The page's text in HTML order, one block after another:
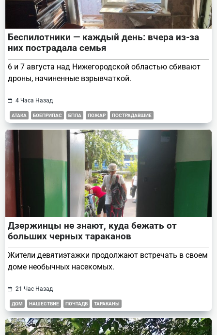
Беспилотники — каждый день: вчера из-за
них пострадала семья
6 и 7 августа над Нижегородской областью сбивают
дроны, начиненные взрывчаткой.
4 Часа Назад
АТАКА БОЕПРИПАС БПЛА ПОЖАР ПОСТРАДАВШИЕ
Дзержинцы не знают, куда бежать от
больших черных тараканов
Жители девятиэтажки продолжают встречать в своем
доме необычных насекомых.
21 Час Назад
ДОМ НАШЕСТВИЕ ПОЧТАДВ ТАРАКАНЫ